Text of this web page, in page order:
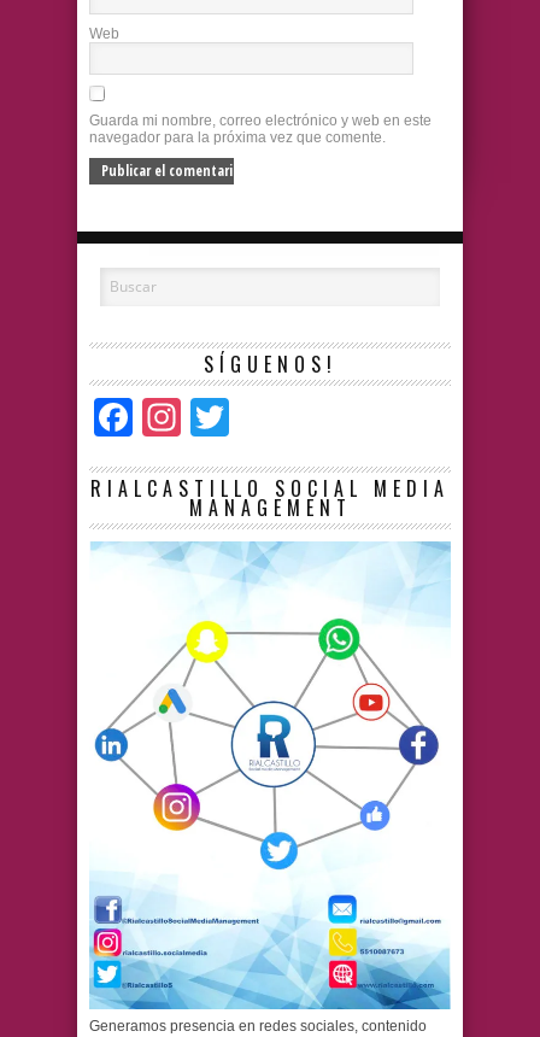
Web
Guarda mi nombre, correo electrónico y web en este
navegador para la próxima vez que comente.
SÍGUENOS!
Facebook
Instagram
RIALCASTILLO SOCIAL MEDIA
MANAGEMENT
Generamos presencia en redes sociales, contenido